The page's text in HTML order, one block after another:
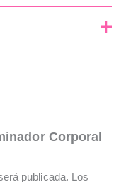
Corporal
publicada. Los